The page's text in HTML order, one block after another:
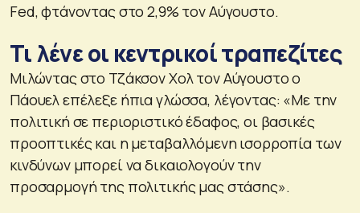
Fed, φτάνοντας στο 2,9% τον Αύγουστο.
Τι λένε οι κεντρικοί τραπεζίτες
Μιλώντας στο Τζάκσον Χολ τον Αύγουστο ο
Πάουελ επέλεξε ήπια γλώσσα, λέγοντας: «Με την
πολιτική σε περιοριστικό έδαφος, οι βασικές
προοπτικές και η μεταβαλλόμενη ισορροπία των
κινδύνων μπορεί να δικαιολογούν την
προσαρμογή της πολιτικής μας στάσης».